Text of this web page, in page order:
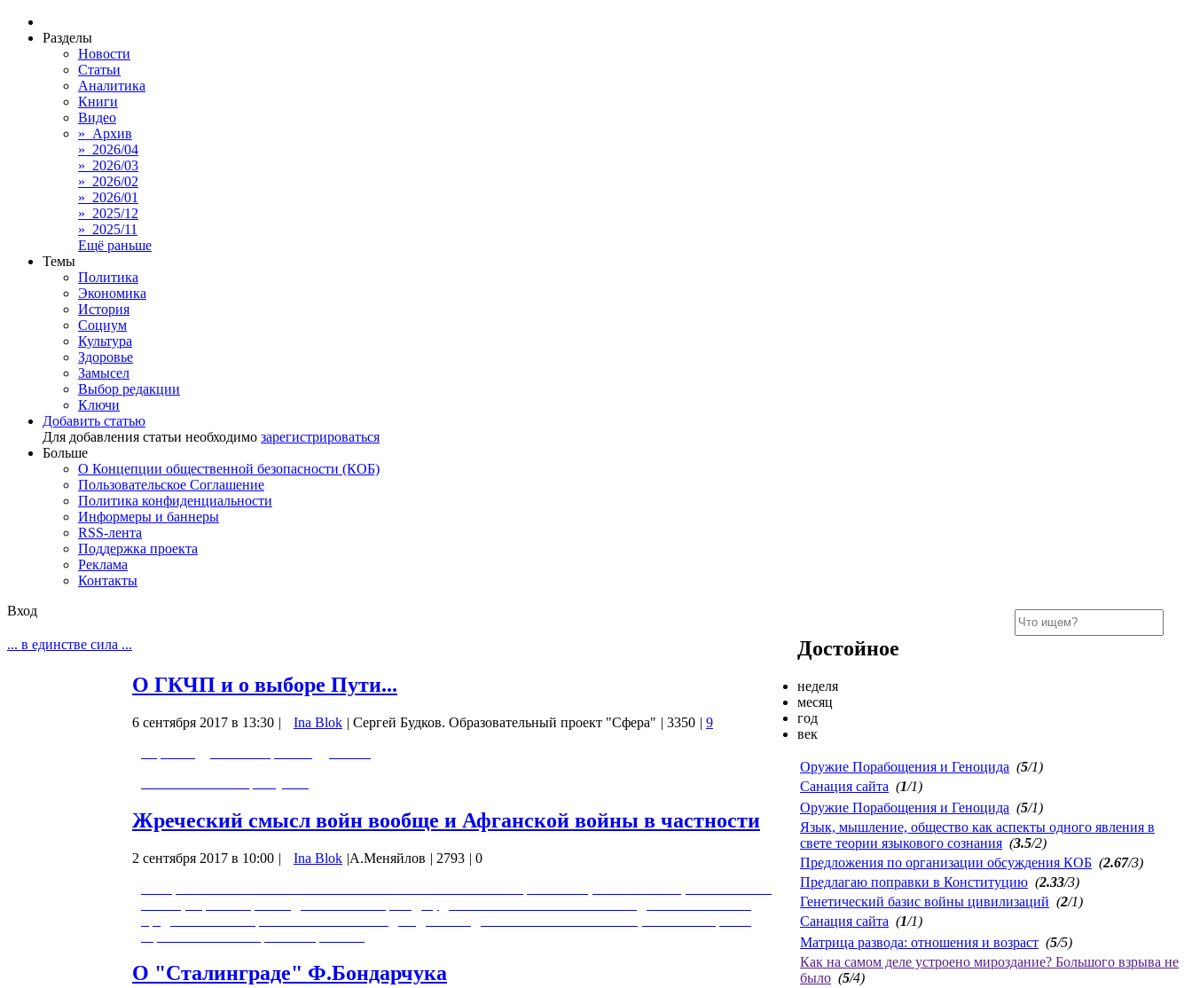
Разделы
Новости
Статьи
Аналитика
Книги
Видео
» Архив
» 2026/04
» 2026/03
» 2026/02
» 2026/01
» 2025/12
» 2025/11
Ещё раньше
Темы
Политика
Экономика
История
Социум
Культура
Здоровье
Замысел
Выбор редакции
Ключи
Добавить статью
Для добавления статьи необходимо зарегистрироваться
Больше
О Концепции общественной безопасности (КОБ)
Пользовательское Соглашение
Политика конфиденциальности
Информеры и баннеры
RSS-лента
Поддержка проекта
Реклама
Контакты
Вход
... в единстве сила ...
О ГКЧП и о выборе Пути...
6 сентября 2017 в 13:30 | Ina Blok | Сергей Будков. Образовательный проект "Сфера" | 3350 | 9
Жреческий смысл войн вообще и Афганской войны в частности
2 сентября 2017 в 10:00 | Ina Blok |А.Меняйлов | 2793 | 0
О "Сталинграде" Ф.Бондарчука
Достойное
неделя
месяц
год
век
Оружие Порабощения и Геноцида (5/1)
Санация сайта (1/1)
Оружие Порабощения и Геноцида (5/1)
Язык, мышление, общество как аспекты одного явления в
свете теории языкового сознания (3.5/2)
Предложения по организации обсуждения КОБ (2.67/3)
Предлагаю поправки в Конституцию (2.33/3)
Генетический базис войны цивилизаций (2/1)
Санация сайта (1/1)
Матрица развода: отношения и возраст (5/5)
Как на самом деле устроено мироздание? Большого взрыва не
было (5/4)